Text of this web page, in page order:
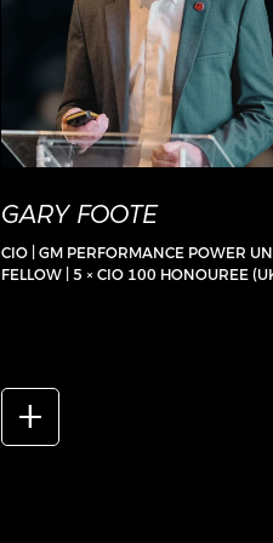
GARY FOOTE
CIO | GM PERFORMANCE POWER
FELLOW | 5 × CIO 100 HONOUREE
add_2